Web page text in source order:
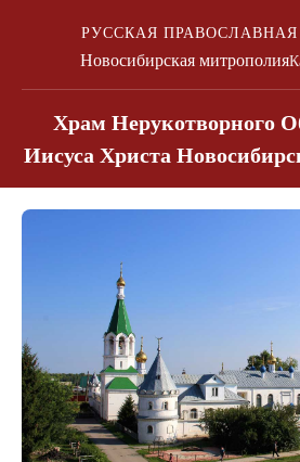
РУССКАЯ
Новосибирская митрополия
Храм Нерукотворного
Иисуса Христа